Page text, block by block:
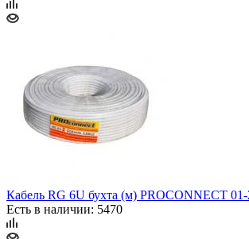
Кабель RG 6U бухта (м) PROCONNECT
Есть в наличии: 5470